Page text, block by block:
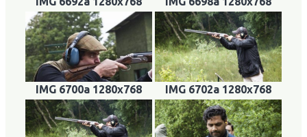
IMG 6700a 1280x768 IMG 6702a 1280x768